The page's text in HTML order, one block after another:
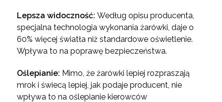
Lepsza widoczność: Według opisu producenta,
specjalna technologia wykonania żarówki, daje o
60% więcej światła niż standardowe oświetlenie.
Wpływa to na poprawę bezpieczeństwa.
Oślepianie: Mimo, że żarówki lepiej rozpraszają
mrok i świecą lepiej, jak podaje producent, nie
wpływa to na oślepianie kierowców